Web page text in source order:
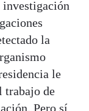
investigación
la
le
trabajo de
Pero sí